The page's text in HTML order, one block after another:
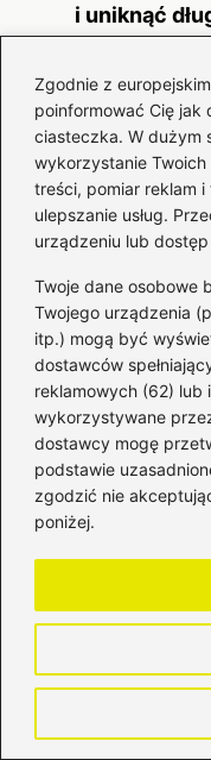
Zgodnie z
poinformować Cię jak
ciasteczka. W dużym
wykorzystanie
treści, pomiar reklam
ulepszanie usług.
urządzeniu lub
Twoje dane osobowe
Twojego urządzenia
itp.) mogą być
dostawców
reklamowych (62) lub
wykorzystywane
dostawcy mogę
podstawie
zgodzić nie
poniżej.
i uniknąć
Polska w
Oto
publicznych
Jak
w urzędzie
zagrożenia
Jakie banki
chwilówek?
długów
Kredyt dla
BIK – jak
trudności?